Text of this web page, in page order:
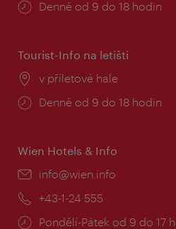
Provozní
Denně od 9 do 18 hodin
Tourist-Info na letišti
Místo:
v příletové hale
Provozní
Denně od 9 do 18 hodin
Wien Hotels & Info
E-
info@wien.info
Telefon:
+43-1-24 555
Provozní
Pondělí-Pátek od 9 do 17